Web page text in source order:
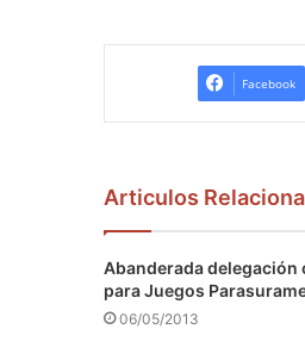
Facebook
Articulos
Abanderada delegación
para Juegos
06/05/2013